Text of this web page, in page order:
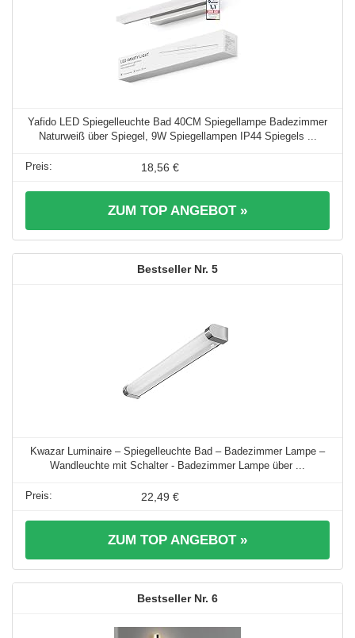
Yafido LED Spiegelleuchte Bad 40CM Spiegellampe Badezimmer
Naturweiß über Spiegel, 9W Spiegellampen IP44 Spiegels ...
18,56 €
ZUM TOP ANGEBOT »
5
Kwazar Luminaire – Spiegelleuchte Bad – Badezimmer Lampe –
Wandleuchte mit Schalter - Badezimmer Lampe über ...
22,49 €
ZUM TOP ANGEBOT »
6